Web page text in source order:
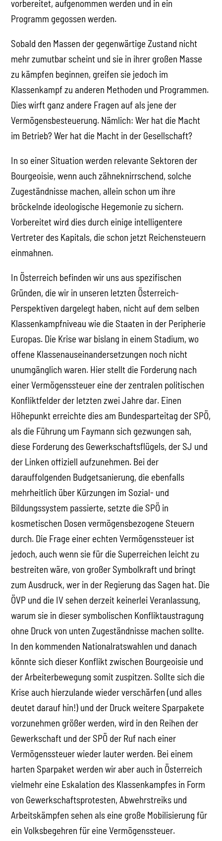
vorbereitet, aufgenommen werden und in ein
Programm gegossen werden.
Sobald den Massen der gegenwärtige Zustand nicht
mehr zumutbar scheint und sie in ihrer großen Masse
zu kämpfen beginnen, greifen sie jedoch im
Klassenkampf zu anderen Methoden und Programmen.
Dies wirft ganz andere Fragen auf als jene der
Vermögensbesteuerung. Nämlich: Wer hat die Macht
im Betrieb? Wer hat die Macht in der Gesellschaft?
In so einer Situation werden relevante Sektoren der
Bourgeoisie, wenn auch zähneknirrschend, solche
Zugeständnisse machen, allein schon um ihre
bröckelnde ideologische Hegemonie zu sichern.
Vorbereitet wird dies durch einige intelligentere
Vertreter des Kapitals, die schon jetzt Reichensteuern
einmahnen.
In Österreich befinden wir uns aus spezifischen
Gründen, die wir in unseren letzten Österreich-
Perspektiven dargelegt haben, nicht auf dem selben
Klassenkampfniveau wie die Staaten in der Peripherie
Europas. Die Krise war bislang in einem Stadium, wo
offene Klassenauseinandersetzungen noch nicht
unumgänglich waren. Hier stellt die Forderung nach
einer Vermögenssteuer eine der zentralen politischen
Konfliktfelder der letzten zwei Jahre dar. Einen
Höhepunkt erreichte dies am Bundesparteitag der SPÖ,
als die Führung um Faymann sich gezwungen sah,
diese Forderung des Gewerkschaftsflügels, der SJ und
der Linken offiziell aufzunehmen. Bei der
darauffolgenden Budgetsanierung, die ebenfalls
mehrheitlich über Kürzungen im Sozial- und
Bildungssystem passierte, setzte die SPÖ in
kosmetischen Dosen vermögensbezogene Steuern
durch. Die Frage einer echten Vermögenssteuer ist
jedoch, auch wenn sie für die Superreichen leicht zu
bestreiten wäre, von großer Symbolkraft und bringt
zum Ausdruck, wer in der Regierung das Sagen hat. Die
ÖVP und die IV sehen derzeit keinerlei Veranlassung,
warum sie in dieser symbolischen Konfliktaustragung
ohne Druck von unten Zugeständnisse machen sollte.
In den kommenden Nationalratswahlen und danach
könnte sich dieser Konflikt zwischen Bourgeoisie und
der Arbeiterbewegung somit zuspitzen. Sollte sich die
Krise auch hierzulande wieder verschärfen (und alles
deutet darauf hin!) und der Druck weitere Sparpakete
vorzunehmen größer werden, wird in den Reihen der
Gewerkschaft und der SPÖ der Ruf nach einer
Vermögenssteuer wieder lauter werden. Bei einem
harten Sparpaket werden wir aber auch in Österreich
vielmehr eine Eskalation des Klassenkampfes in Form
von Gewerkschaftsprotesten, Abwehrstreiks und
Arbeitskämpfen sehen als eine große Mobilisierung für
ein Volksbegehren für eine Vermögenssteuer.